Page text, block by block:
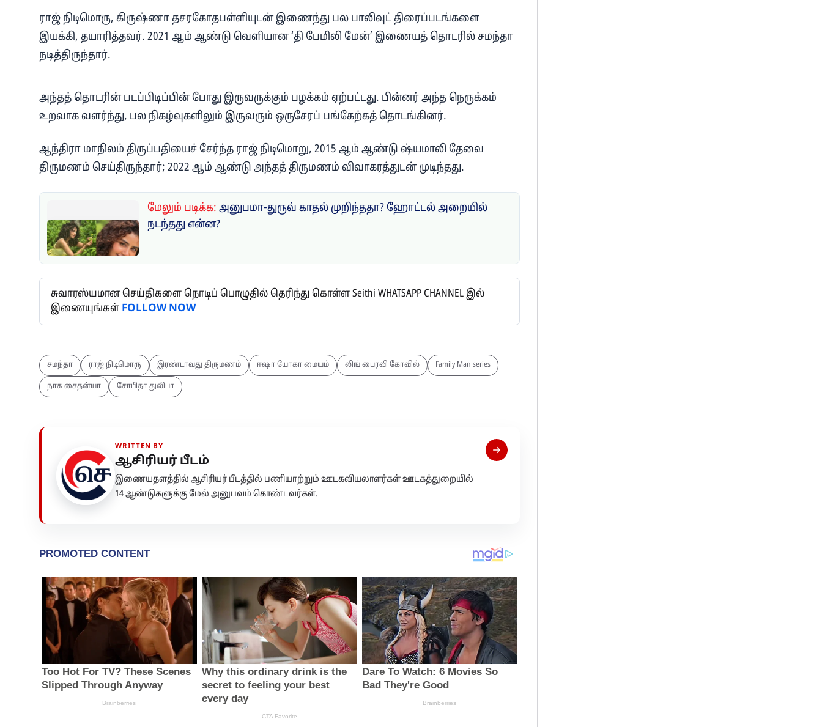
ராஜ் நிடிமொரு, கிருஷ்ணா தசரகோதபள்ளியுடன் இணைந்து பல பாலிவுட் திரைப்படங்களை
இயக்கி, தயாரித்தவர். 2021 ஆம் ஆண்டு வெளியான ‘தி பேமிலி மேன்’ இணையத் தொடரில் சமந்தா
நடித்திருந்தார்.
அந்தத் தொடரின் படப்பிடிப்பின் போது இருவருக்கும் பழக்கம் ஏற்பட்டது. பின்னர் அந்த நெருக்கம்
உறவாக வளர்ந்து, பல நிகழ்வுகளிலும் இருவரும் ஒருசேரப் பங்கேற்கத் தொடங்கினர்.
ஆந்திரா மாநிலம் திருப்பதியைச் சேர்ந்த ராஜ் நிடிமொறு, 2015 ஆம் ஆண்டு ஷ்யமாலி தேவை
திருமணம் செய்திருந்தார்; 2022 ஆம் ஆண்டு அந்தத் திருமணம் விவாகரத்துடன் முடிந்தது.
மேலும் படிக்க: அனுபமா-துருவ் காதல் முறிந்ததா? ஹோட்டல் அறையில்
நடந்தது என்ன?
சுவாரஸ்யமான செய்திகளை நொடிப் பொழுதில் தெரிந்து கொள்ள Seithi WHATSAPP CHANNEL இல்
இணையுங்கள்FOLLOW NOW
சமந்தா ராஜ் நிடிமொரு இரண்டாவது திருமணம் ஈஷா யோகா மையம் லிங் பைரவி கோவில் Family Man series
நாக சைதன்யா சோபிதா துலிபா
WRITTEN BY
ஆசிரியர் பீடம்
இணையதளத்தில் ஆசிரியர் பீடத்தில் பணியாற்றும் ஊடகவியலாளர்கள் ஊடகத்துறையில்
14 ஆண்டுகளுக்கு மேல் அனுபவம் கொண்டவர்கள்.